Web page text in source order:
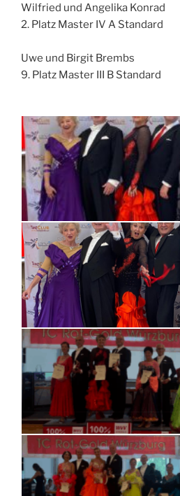
Wilfried und Angelika Konrad
2. Platz Master IV A Standard
Uwe und Birgit Brembs
9. Platz Master III B Standard